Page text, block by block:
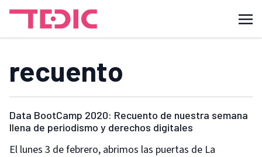
recuento
Data BootCamp 2020: Recuento de nuestra semana
llena de periodismo y derechos digitales
El lunes 3 de febrero, abrimos las puertas de La